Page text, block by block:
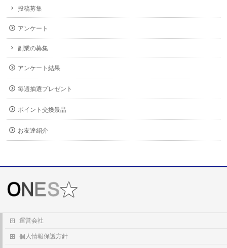
投稿募集
アンケート
副業の募集
アンケート結果
毎週抽選プレゼント
ポイント交換景品
お友達紹介
運営会社
個人情報保護方針